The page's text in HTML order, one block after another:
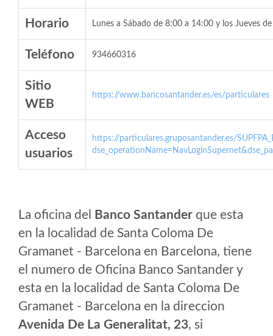
Horario Lunes a Sábado de 8:00 a 14:00 y los Jueves
Teléfono 934660316
Sitio
WEB
https://www.bancosantander.es/es/particulares
Acceso
usuarios
https://particulares.gruposantander.es/
La oficina del Banco Santander que esta
en la localidad de Santa Coloma De
Gramanet - Barcelona en Barcelona, tiene
el numero de Oficina Banco Santander y
esta en la localidad de Santa Coloma De
Gramanet - Barcelona en la direccion
Avenida De La Generalitat, 23, si